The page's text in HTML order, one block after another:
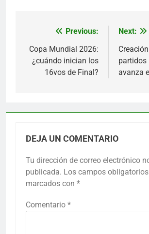
Navegación
de
entradas
Previous:
Copa Mundial 2026:
¿cuándo inician los
16vos de Final?
Next:
partidos
avanza
DEJA UN COMENTARIO
Tu dirección de correo electrónico
publicada. Los campos
marcados con *
Comentario *